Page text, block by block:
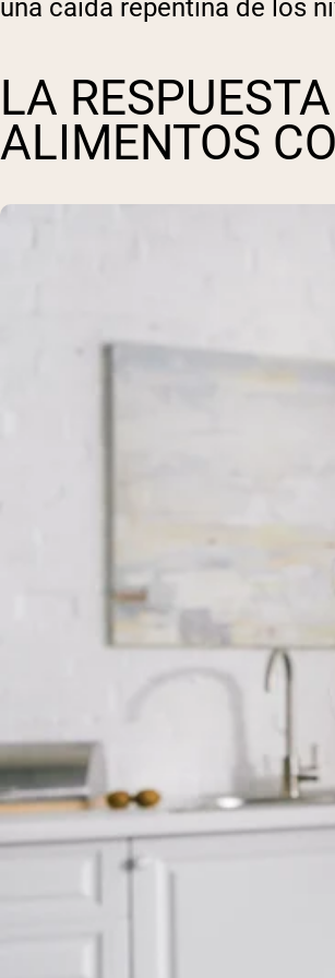
una caída repentina de los
LA
ALIMENTOS